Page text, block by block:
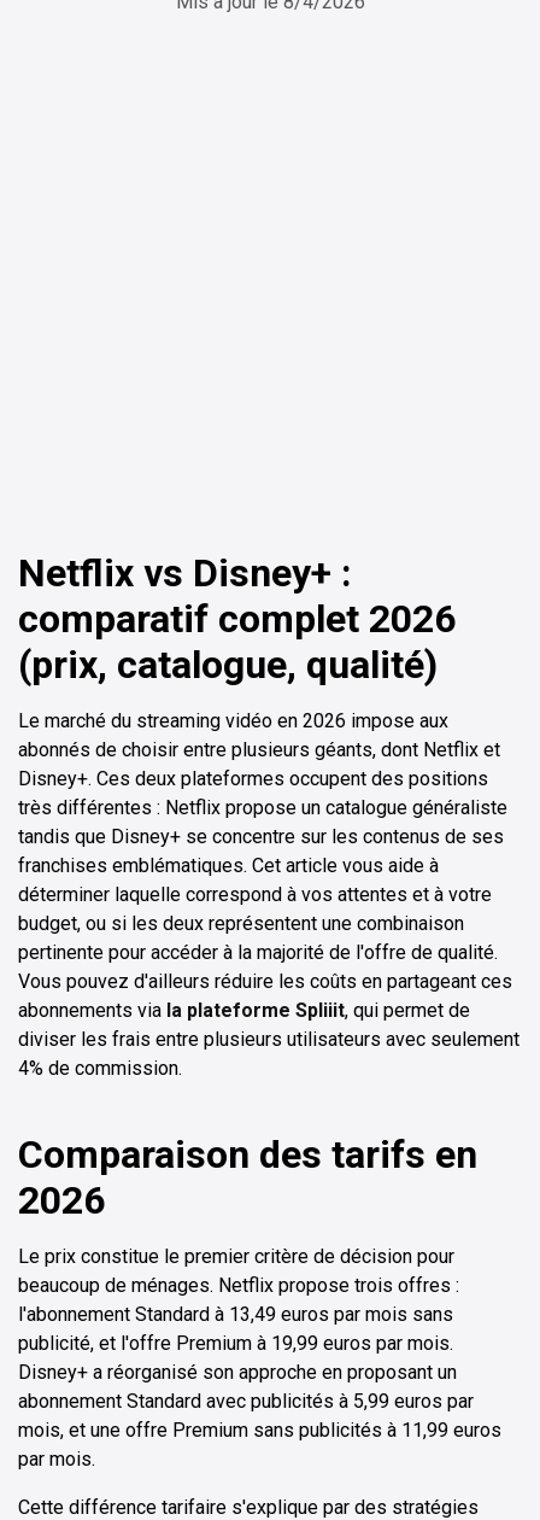
Netflix vs Disney+ :
comparatif complet 2026
(prix, catalogue, qualité)
Le marché du streaming vidéo en 2026 impose aux
abonnés de choisir entre plusieurs géants, dont Netflix et
Disney+. Ces deux plateformes occupent des positions
très différentes : Netflix propose un catalogue généraliste
tandis que Disney+ se concentre sur les contenus de ses
franchises emblématiques. Cet article vous aide à
déterminer laquelle correspond à vos attentes et à votre
budget, ou si les deux représentent une combinaison
pertinente pour accéder à la majorité de l'offre de qualité.
Vous pouvez d'ailleurs réduire les coûts en partageant ces
abonnements via la plateforme Spliiit, qui permet de
diviser les frais entre plusieurs utilisateurs avec seulement
4% de commission.
Comparaison des tarifs en
2026
Le prix constitue le premier critère de décision pour
beaucoup de ménages. Netflix propose trois offres :
l'abonnement Standard à 13,49 euros par mois sans
publicité, et l'offre Premium à 19,99 euros par mois.
Disney+ a réorganisé son approche en proposant un
abonnement Standard avec publicités à 5,99 euros par
mois, et une offre Premium sans publicités à 11,99 euros
par mois.
Cette différence tarifaire s'explique par des stratégies